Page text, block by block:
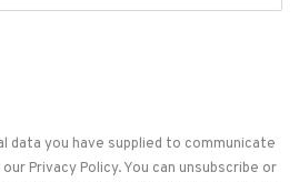
data you have supplied to communicate
our Privacy Policy. You can unsubscribe or